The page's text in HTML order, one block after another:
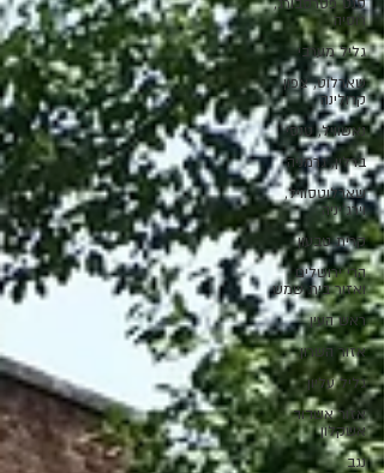
סנט פטרסבורג,
רוסיה
גליל מערבי
שארלוט, צפון
קרולינה
נאשוויל, טנסי
ברלין, גרמניה
שארלוטסוויל,
וירג'יניה
קרית טבעון
הרי ירושלים
ואזור בית שמש
ראש העין
אזור השרון
גליל עליון
אזור אשדוד
אשקלון
נגב